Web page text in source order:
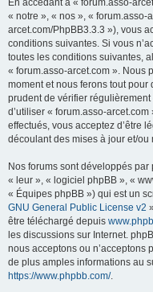
En accédant à « forum.asso-
« notre », « nos », « forum.asso-
arcet.com/PhpBB3.3.3 »), vous
conditions suivantes. Si vous
toutes les conditions suivantes,
« forum.asso-arcet.com ». Nous
moment et nous ferons tout pour
prudent de vérifier
d’utiliser « forum.asso-
effectués, vous acceptez d’être
découlant des mises à jour et/ou
Nos forums sont développés
« leur », « logiciel phpBB », «
« Équipes phpBB ») qui est un
GNU General Public License v2
être téléchargé depuis
les discussions sur Internet.
nous acceptons ou n’acceptons
de plus amples informations au
https://www.phpbb.com/.